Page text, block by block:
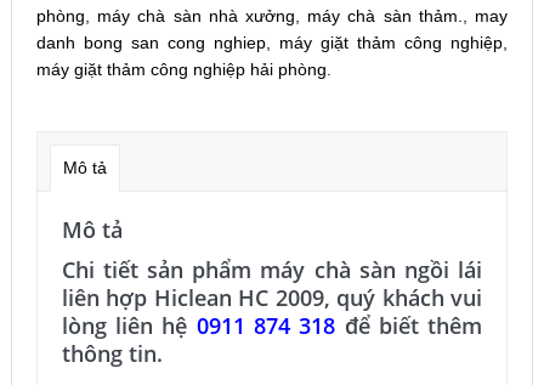
phòng
máy chà sàn nhà xưởng máy chà sàn thảm.
may
danh bong san cong nghiep
máy giặt thảm công nghiệp
máy giặt thảm công nghiệp hải phòng
Mô tả
Mô tả
Chi tiết sản phẩm máy chà sàn ngồi lái
liên hợp Hiclean HC 2009, quý khách vui
lòng liên hệ 0911 874 318 để biết thêm
thông tin.